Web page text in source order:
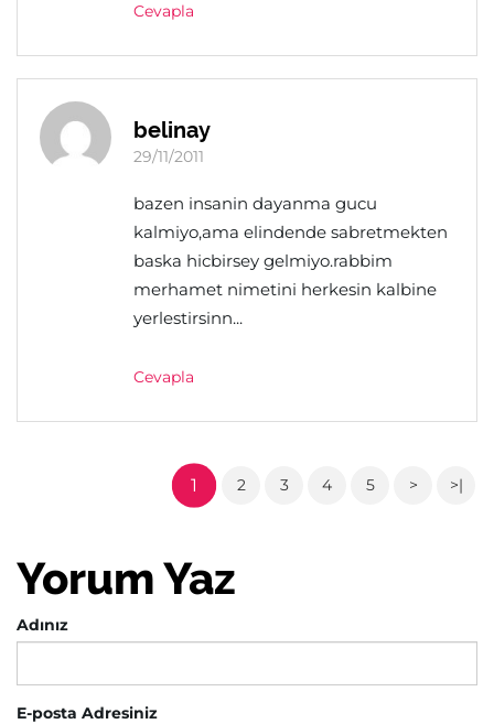
Cevapla
belinay
29/11/2011
bazen insanin dayanma gucu
kalmiyo,ama elindende sabretmekten
baska hicbirsey gelmiyo.rabbim
merhamet nimetini herkesin kalbine
yerlestirsinn...
Cevapla
1 2 3 4 5 > >|
Yorum Yaz
Adınız
E-posta Adresiniz